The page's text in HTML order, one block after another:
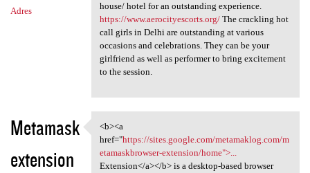
Adres
house/ hotel for an outstanding experience.
https://www.aerocityescorts.org/The crackling hot
call girls in Delhi are outstanding at various
occasions and celebrations. They can be your
girlfriend as well as performer to bring excitement
to the session.
Metamask
extension
<b><a href="https://sites
<b><a
href="https://sites.google.com/metamaklog.com/m
etamaskbrowser-extension/home">...
Extension</a></b> is a desktop-based browser